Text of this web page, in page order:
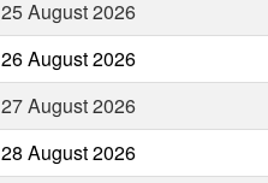
25 August 2026
26 August 2026
27 August 2026
28 August 2026